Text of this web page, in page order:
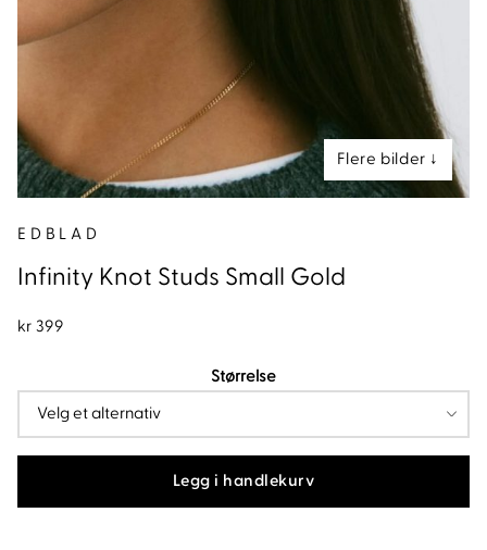
EDBLAD
Infinity Knot Studs Small Gold
kr 399
Størrelse
Legg i handlekurv